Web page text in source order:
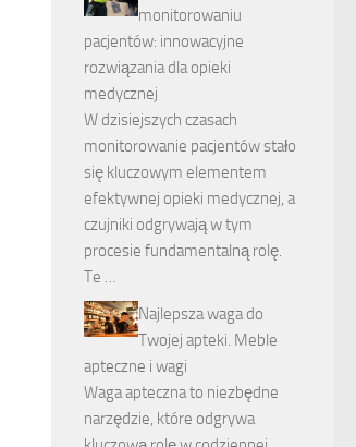
monitorowaniu
pacjentów: innowacyjne
rozwiązania dla opieki
medycznej
W dzisiejszych czasach
monitorowanie pacjentów stało
się kluczowym elementem
efektywnej opieki medycznej, a
czujniki odgrywają w tym
procesie fundamentalną rolę.
Te …
Najlepsza waga do
Twojej apteki. Meble
apteczne i wagi
Waga apteczna to niezbędne
narzędzie, które odgrywa